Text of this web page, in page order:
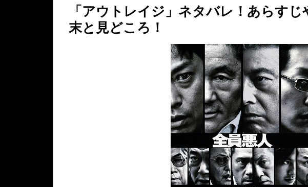
「アウトレイジ」ネタバレ！あらす
末と見どころ！